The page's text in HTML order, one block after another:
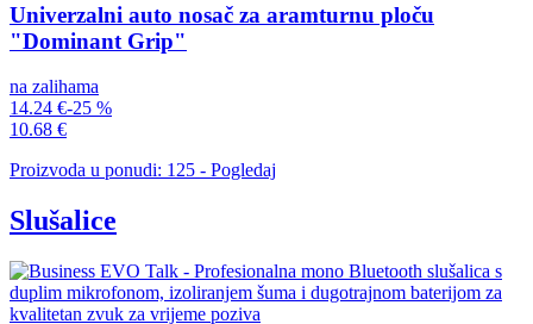
Univerzalni auto nosač za aramturnu ploču
"Dominant Grip"
na zalihama
14.24 €-25 %
10.68 €
Proizvoda u ponudi: 125 - Pogledaj
Slušalice